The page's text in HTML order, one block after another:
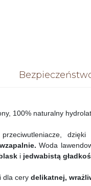
100% naturalny
dzięki
Woda
i jedwabistą
dla cery delikatnej,